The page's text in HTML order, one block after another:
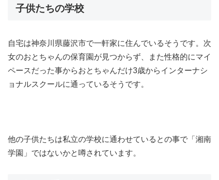
子供たちの学校
自宅は神奈川県藤沢市で一軒家に住んでいるそうです。次
女のおとちゃんの保育園が見つからず、また性格的にマイ
ペースだった事からおとちゃんだけ3歳からインターナシ
ョナルスクールに通っているそうです。
他の子供たちは私立の学校に通わせているとの事で「湘南
学園」ではないかと噂されています。